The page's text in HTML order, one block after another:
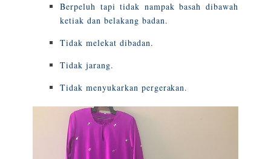
Berpeluh tapi tidak nampak basah dibawah
ketiak dan belakang badan.
Tidak melekat dibadan.
Tidak jarang.
Tidak menyukarkan pergerakan.